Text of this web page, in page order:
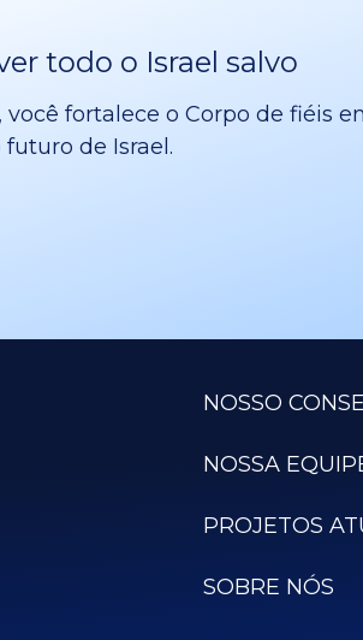
todo o Israel salvo
você fortalece o Corpo de fiéis
de Israel.
NOSSO
NOSSA
PROJETOS
SOBRE NÓS